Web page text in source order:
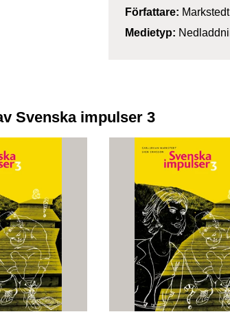
Författare:
Medietyp:
Svenska impulser 3